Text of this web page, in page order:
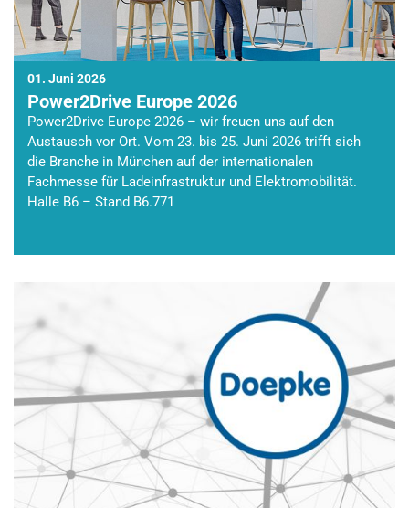
01. Juni 2026
Power2Drive Europe 2026
Power2Drive Europe 2026 – wir freuen uns auf den
Austausch vor Ort. Vom 23. bis 25. Juni 2026 trifft sich
die Branche in München auf der internationalen
Fachmesse für Ladeinfrastruktur und Elektromobilität.
Halle B6 – Stand B6.771